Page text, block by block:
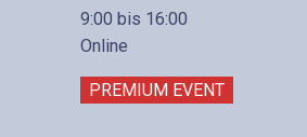
9:00 bis 16:00
Online
PREMIUM EVENT